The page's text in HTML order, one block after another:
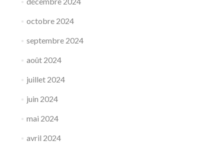
octobre 2024
septembre 2024
août 2024
juillet 2024
juin 2024
mai 2024
avril 2024